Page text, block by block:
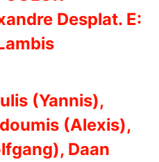
Desplat. E:
(Yannis),
(Alexis),
Daan